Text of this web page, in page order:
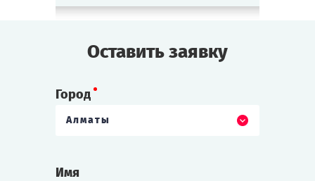
Оставить заявку
Город
Алматы
Имя